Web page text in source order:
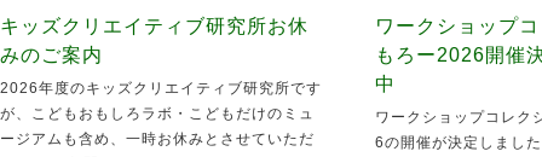
キッズクリエイティブ研究所お休
みのご案内
2026年度のキッズクリエイティブ研究所です
が、こどもおもしろラボ・こどもだけのミュ
ージアムも含め、一時お休みとさせていただ
ワークショップ
もろー2026開催
中
ワークショップコレク
6の開催が決定しまし